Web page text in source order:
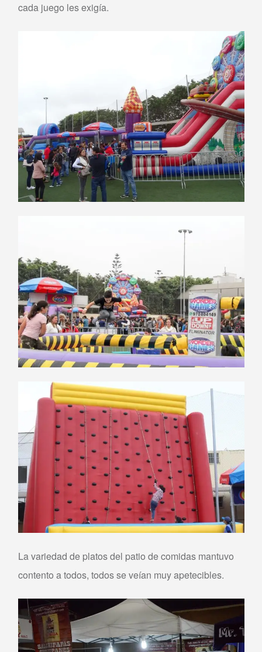
cada juego les exigía.
La variedad de platos del patio de comidas mantuvo
contento a todos, todos se veían muy apetecibles.